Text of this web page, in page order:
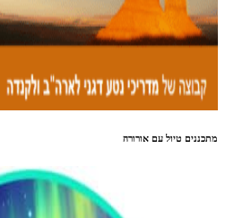
מתכננים טיול עם אורורה